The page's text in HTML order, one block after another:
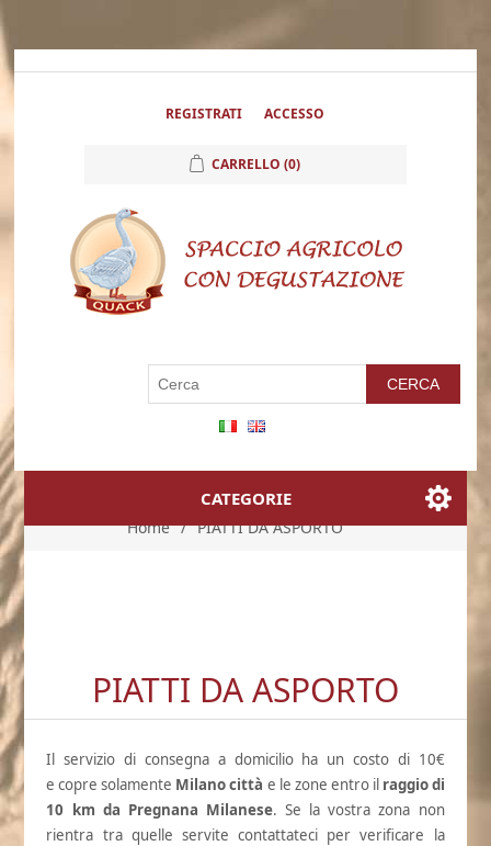
REGISTRATI ACCESSO
CARRELLO (0)
CATEGORIE
Home / PIATTI DA ASPORTO
PIATTI DA ASPORTO
Il servizio di consegna a domicilio ha un costo di 10€
e copre solamente Milano città e le zone entro il raggio di
10 km da Pregnana Milanese. Se la vostra zona non
rientra tra quelle servite contattateci per verificare la